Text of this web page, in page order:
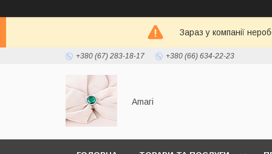
Зараз у компанії
+380 (67) 283-18-17 +380 (66) 634-22-23
Amari